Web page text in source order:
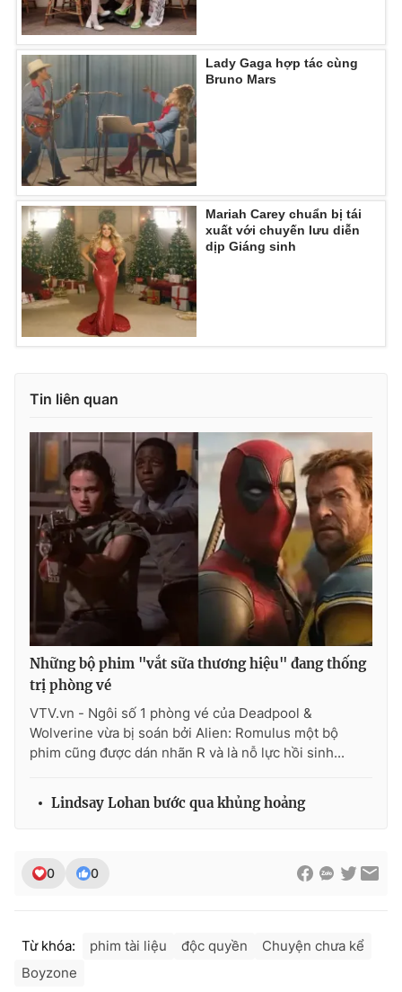
Ðiện thoại Thời báo VTV:024.66 897 897
Email:toasoan@vtv.vn
Liên hệ quảng cáo:024-7300.7108
® Cấm sao chép dưới mọi hình thức nếu không có sự chấp
thuận bằng văn bản. Ghi rõ nguồn VTV.vn khi phát hành lại
thông tin từ website này.
Lady Gaga hợp tác cùng
Bruno Mars
Mariah Carey chuẩn bị tái
xuất với chuyến lưu diễn
dịp Giáng sinh
Tin liên quan
Những bộ phim "vắt sữa thương hiệu" đang thống
trị phòng vé
VTV.vn - Ngôi số 1 phòng vé của Deadpool &
Wolverine vừa bị soán bởi Alien: Romulus một bộ
phim cũng được dán nhãn R và là nỗ lực hồi sinh...
Lindsay Lohan bước qua khủng hoảng
0 0
Từ khóa: phim tài liệu độc quyền
Chuyện chưa kể
Boyzone